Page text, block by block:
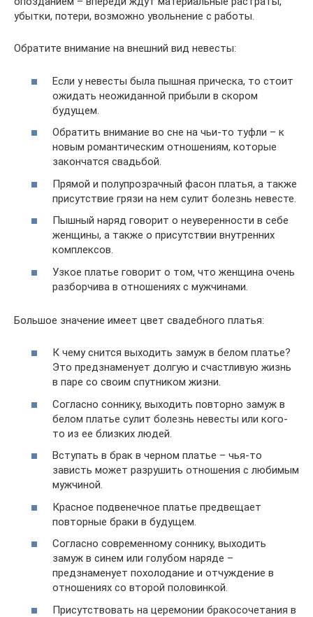
убытки, потери, возможно увольнение с работы.
Обратите внимание на внешний вид невесты:
Если у невесты была пышная прическа, то стоит
ожидать неожиданной прибыли в скором
будущем.
Обратить внимание во сне на чьи-то туфли – к
новым романтическим отношениям, которые
закончатся свадьбой.
Прямой и полупрозрачный фасон платья, а также
присутствие грязи на нем сулит болезнь невесте.
Пышный наряд говорит о неуверенности в себе
женщины, а также о присутствии внутренних
комплексов.
Узкое платье говорит о том, что женщина очень
разборчива в отношениях с мужчинами.
Большое значение имеет цвет свадебного платья:
К чему снится выходить замуж в белом платье?
Это предзнаменует долгую и счастливую жизнь
в паре со своим спутником жизни.
Согласно соннику, выходить повторно замуж в
белом платье сулит болезнь невесты или кого-
то из ее близких людей.
Вступать в брак в черном платье – чья-то
зависть может разрушить отношения с любимым
мужчиной.
Красное подвенечное платье предвещает
повторные браки в будущем.
Согласно современному соннику, выходить
замуж в синем или голубом наряде –
предзнаменует похолодание и отчуждение в
отношениях со второй половинкой.
Присутствовать на церемонии бракосочетания в